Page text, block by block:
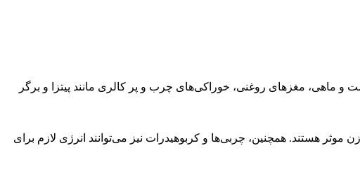
و ماهی، مغزهای روغنی، خوراکی‌های چرب و پر کالری مانند پیتزا و برگر
هستند. همچنین، چربی‌ها و کربوهیدرات نیز می‌توانند انرژی لازم برای